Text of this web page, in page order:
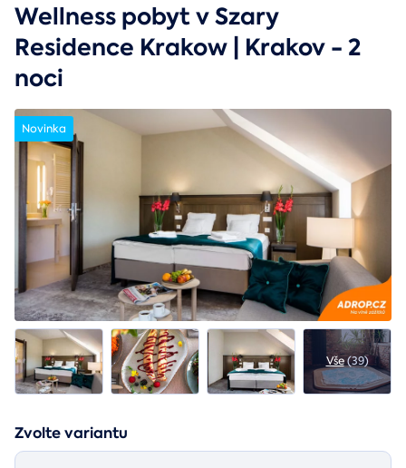
Wellness pobyt v Szary
Residence Krakow | Krakov - 2
noci
Novinka
Vše(39)
Zvolte variantu